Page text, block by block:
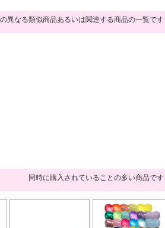
異なる類似商品あるいは関連する商品の一覧です
同時に購入されていることの多い商品です